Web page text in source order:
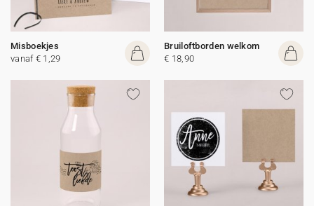
Misboekjes
vanaf € 1,29
Bruiloftborden welkom
€ 18,90